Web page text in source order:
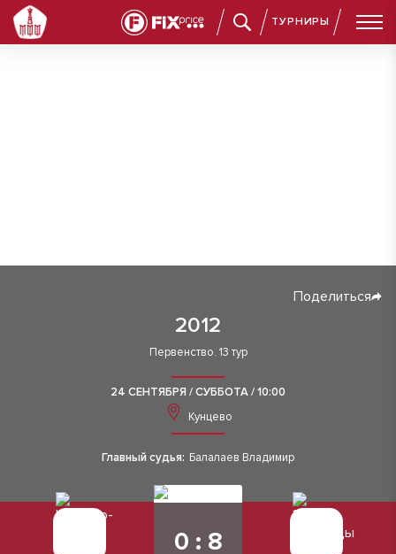
ТУРНИРЫ
2012
Поделиться
Первенство. 13 тур
24 СЕНТЯБРЯ / СУББОТА / 10:00
Кунцево
Главный судья: Балалаев Владимир
0 : 8